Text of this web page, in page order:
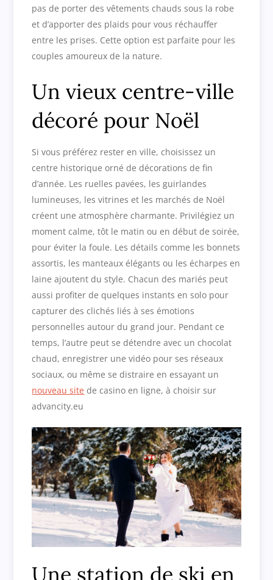
pas de porter des vêtements chauds sous la robe
et d’apporter des plaids pour vous réchauffer
entre les prises. Cette option est parfaite pour les
couples amoureux de la nature.
Un vieux centre-ville
décoré pour Noël
Si vous préférez rester en ville, choisissez un
centre historique orné de décorations de fin
d’année. Les ruelles pavées, les guirlandes
lumineuses, les vitrines et les marchés de Noël
créent une atmosphère charmante. Privilégiez un
moment calme, tôt le matin ou en début de soirée,
pour éviter la foule. Les détails comme les bonnets
assortis, les manteaux élégants ou les écharpes en
laine ajoutent du style. Chacun des mariés peut
aussi profiter de quelques instants en solo pour
capturer des clichés liés à ses émotions
personnelles autour du grand jour. Pendant ce
temps, l’autre peut se détendre avec un chocolat
chaud, enregistrer une vidéo pour ses réseaux
sociaux, ou même se distraire en essayant un
nouveau site de casino en ligne, à choisir sur
advancity.eu
Une station de ski en